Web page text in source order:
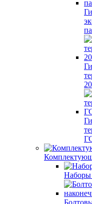
Наборы